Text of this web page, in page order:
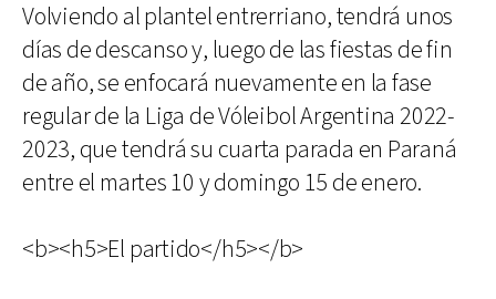
Volviendo al plantel entrerriano, tendrá unos
días de descanso y, luego de las fiestas de fin
de año, se enfocará nuevamente en la fase
regular de la Liga de Vóleibol Argentina 2022-
2023, que tendrá su cuarta parada en Paraná
entre el martes 10 y domingo 15 de enero.
<b><h5>El partido</h5></b>